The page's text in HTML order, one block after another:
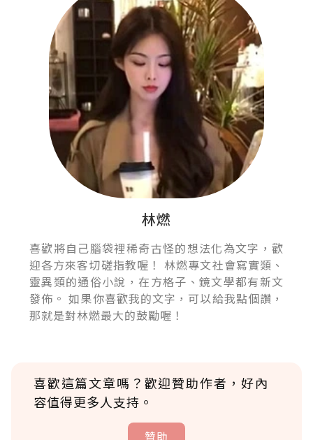
林燃
喜歡將自己腦袋裡稀奇古怪的想法化為文字，歡
迎各方來客切磋指教喔！ 林燃專文社會寫實類、
靈異類的通俗小說，在方格子、鏡文學都有新文
發佈。 如果你喜歡我的文字，可以給我點個讚，
那就是對林燃最大的鼓勵喔！
喜歡這篇文章嗎？歡迎贊助作者，好內
容值得更多人支持。
贊助